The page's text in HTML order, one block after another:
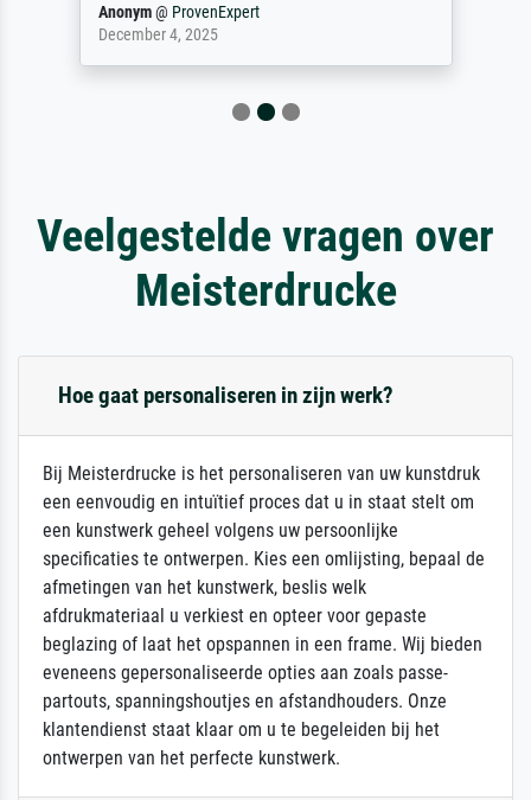
Anonym@ ProvenExpert
December 4, 2025
Veelgestelde vragen over
Meisterdrucke
Hoe gaat personaliseren in zijn werk?
Bij Meisterdrucke is het personaliseren van uw kunstdruk
een eenvoudig en intuïtief proces dat u in staat stelt om
een kunstwerk geheel volgens uw persoonlijke
specificaties te ontwerpen. Kies een omlijsting, bepaal de
afmetingen van het kunstwerk, beslis welk
afdrukmateriaal u verkiest en opteer voor gepaste
beglazing of laat het opspannen in een frame. Wij bieden
eveneens gepersonaliseerde opties aan zoals passe-
partouts, spanningshoutjes en afstandhouders. Onze
klantendienst staat klaar om u te begeleiden bij het
ontwerpen van het perfecte kunstwerk.